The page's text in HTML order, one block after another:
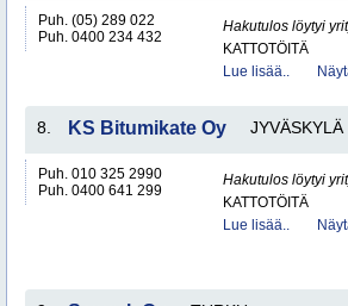
Puh. (05) 289 022
Puh. 0400 234 432
Hakutulos löytyi
KATTOTÖITÄ
Lue lisää..
8. KS Bitumikate Oy JYVÄSKYLÄ
Puh. 010 325 2990
Puh. 0400 641 299
Hakutulos löytyi
KATTOTÖITÄ
Lue lisää..